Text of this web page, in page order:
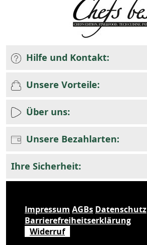
Hilfe und Kontakt:
Unsere Vorteile:
Über uns:
Unsere Bezahlarten:
Ihre Sicherheit:
Impressum AGBs Datenschutz
Barrierefreiheitserklärung
Widerruf